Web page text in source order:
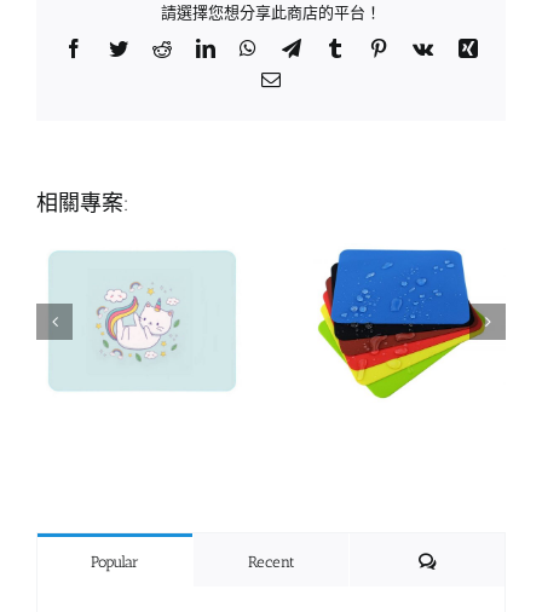
請選擇您想分享此商店的平台！
Facebook
TwitterRedditLinkedInWhatsApp
TelegramTumblr Pinterest
Vk
Xing
Email:
相關專案:
Popular Recent Comments